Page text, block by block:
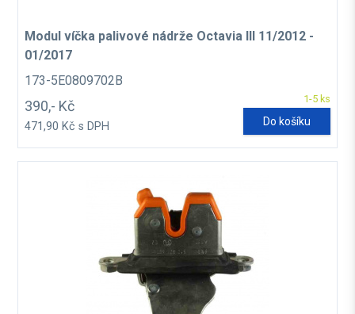
Modul víčka palivové nádrže Octavia III 11/2012 -
01/2017
173-5E0809702B
1-5 ks
390,- Kč
471,90 Kč s DPH Do košíku